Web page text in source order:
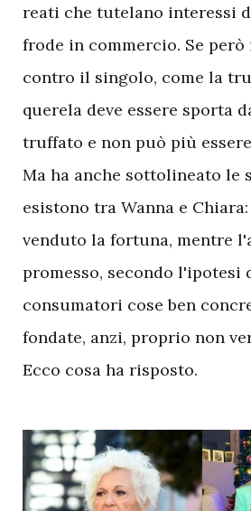
reati che tutelano interessi
frode in commercio. Se
contro il singolo, come la
querela deve essere sporta
truffato e non può più
Ma ha anche sottolineato
esistono tra Wanna e Chiara:
venduto la fortuna, mentre
promesso, secondo l'ipotesi
consumatori cose ben
fondate, anzi, proprio non
Ecco cosa ha risposto.